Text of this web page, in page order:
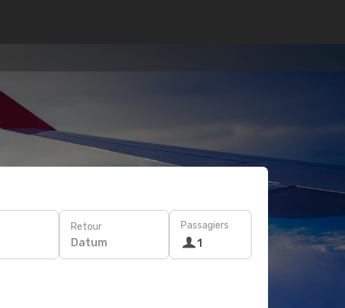
Retour
Datum
Passagiers
1